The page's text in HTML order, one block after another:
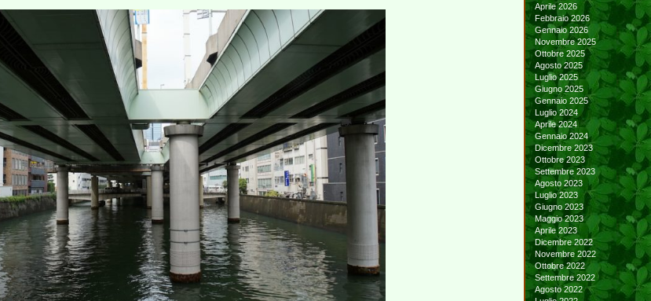
Aprile 2026
Febbraio 2026
Gennaio 2026
Novembre 2025
Ottobre 2025
Agosto 2025
Luglio 2025
Giugno 2025
Gennaio 2025
Luglio 2024
Aprile 2024
Gennaio 2024
Dicembre 2023
Ottobre 2023
Settembre 2023
Agosto 2023
Luglio 2023
Giugno 2023
Maggio 2023
Aprile 2023
Dicembre 2022
Novembre 2022
Ottobre 2022
Settembre 2022
Agosto 2022